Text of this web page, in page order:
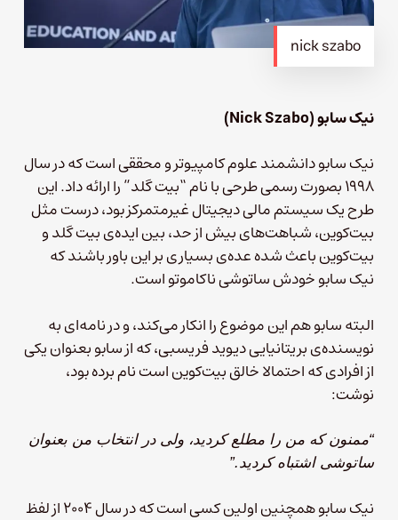
nick szabo
نیک سابو (Nick Szabo)
نیک سابو دانشمند علوم کامپیوتر و محققی است که در سال
۱۹۹۸ بصورت رسمی طرحی با نام “بیت گلد” را ارائه داد. این
طرح یک سیستم مالی دیجیتال غیر‌متمرکز بود، درست مثل
بیت‌کوین، شباهت‌های بیش از حد، بین ایده‌ی بیت گلد و
بیت‌کوین باعث شده عده‌ی بسیاری بر این باور باشند که
نیک سابو خودش ساتوشی ناکاموتو است.
البته سابو هم این موضوع را انکار می‌کند، و در نامه‌ای به
نویسنده‌ی بریتانیایی دیوید فریسبی، که از سابو بعنوان یکی
از افرادی که احتمالا خالق بیت‌کوین است نام برده بود،
نوشت:
“ممنون که من را مطلع کردید، ولی در انتخاب من بعنوان
ساتوشی اشتباه کردید.”
نیک سابو همچنین اولین کسی است که در سال ۲۰۰۴ از لفظ